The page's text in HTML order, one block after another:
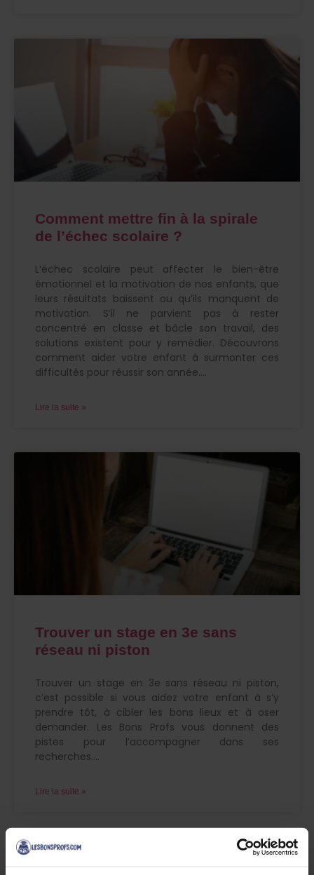
Comment mettre fin à la spirale
de l’échec scolaire ?
L’échec scolaire peut affecter le bien-être
émotionnel et la motivation de nos enfants, que
leurs résultats baissent ou qu’ils manquent de
motivation. S’il ne parvient pas à rester
concentré en classe et bâcle son travail, des
solutions existent pour y remédier. Découvrons
comment aider votre enfant à surmonter ces
difficultés pour réussir son année.
Lire la suite »
Trouver un stage en 3e sans
réseau ni piston
Trouver un stage en 3e sans réseau ni piston,
c’est possible si vous aidez votre enfant à s’y
prendre tôt, à cibler les bons lieux et à oser
demander. Les Bons Profs vous donnent des
pistes pour l’accompagner dans ses
recherches.
Lire la suite »